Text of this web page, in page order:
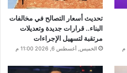
تحديث أسعار التصالح في مخالفات
البناء.. قرارات جديدة وتعديلات
مرتقبة لتسهيل الإجراءات
الخميس, أغسطس 6, 2026 11:00 م